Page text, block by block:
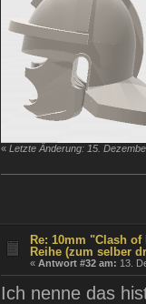
« Letzte Änderung: 15.
Re: 10mm "Clash
Reihe (zum selber
«Antwort #32 am: 13.
Ich nenne das